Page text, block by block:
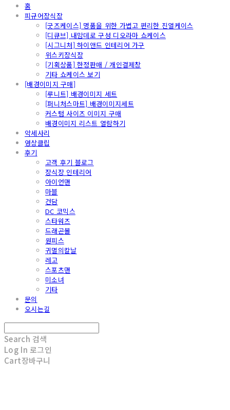
홈
피규어장식장
[굿즈케이스] 명품을 위한 가볍고 편리한 진열케이스
[디큐브] 내맘데로 구성 디오라마 쇼케이스
[시그니처] 하이앤드 인테리어 가구
위스키장식장
[기획상품] 한정판매 / 개인결제창
기타 쇼케이스 보기
[배경이미지 구매]
[루니트] 배경이미지 세트
[퍼니처스마트] 배경이미지세트
커스텀 사이즈 이미지 구매
배경이미지 리스트 열람하기
악세사리
영상클립
후기
고객 후기 블로그
장식장 인테리어
아이언맨
마블
건담
DC 코믹스
스타워즈
드래곤볼
원피스
귀멸의칼날
레고
스포츠맨
미소녀
기타
문의
오시는길
Search 검색
Log In 로그인
Cart장바구니